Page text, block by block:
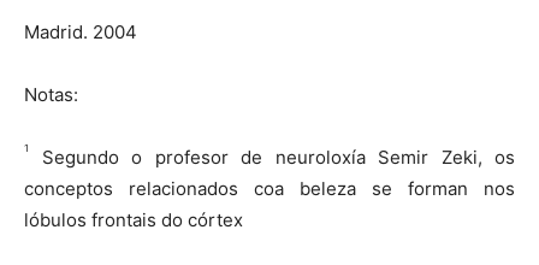
Madrid. 2004
Notas:
1
Segundo o profesor de neuroloxía Semir Zeki, os
conceptos relacionados coa beleza se forman nos
lóbulos frontais do córtex